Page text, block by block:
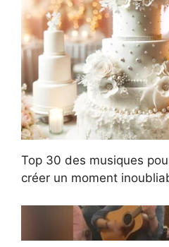
Top 30 des musiques
créer un moment